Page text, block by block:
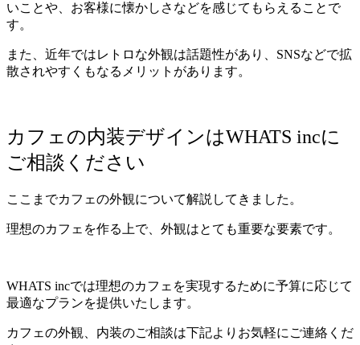
いことや、お客様に懐かしさなどを感じてもらえることで
す。
また、近年ではレトロな外観は話題性があり、SNSなどで拡
散されやすくもなるメリットがあります。
カフェの内装デザインはWHATS incに
ご相談ください
ここまでカフェの外観について解説してきました。
理想のカフェを作る上で、外観はとても重要な要素です。
WHATS incでは理想のカフェを実現するために予算に応じて
最適なプランを提供いたします。
カフェの外観、内装のご相談は下記よりお気軽にご連絡くだ